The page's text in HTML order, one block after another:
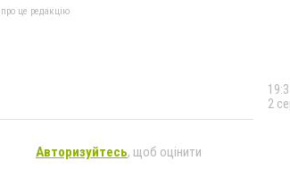
це редакцію
Авторизуйтесь, щоб оцінити
2